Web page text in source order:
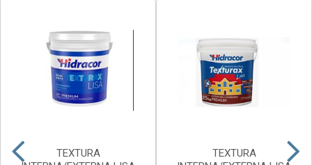
TEXTURA
TEXTURA